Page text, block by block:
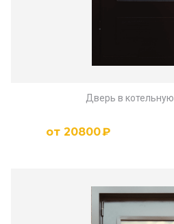
Дверь в котельную
от 20800₽